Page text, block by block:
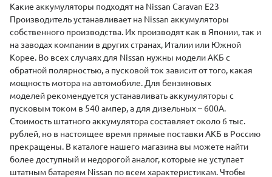
Какие аккумуляторы подходят на Nissan Caravan E23
Производитель устанавливает на Nissan аккумуляторы
собственного производства. Их производят как в Японии, так и
на заводах компании в других странах, Италии или Южной
Корее. Во всех случаях для Nissan нужны модели АКБ с
обратной полярностью, а пусковой ток зависит от того, какая
мощность мотора на автомобиле. Для бензиновых
моделей рекомендуется устанавливать аккумуляторы с
пусковым током в 540 ампер, а для дизельных – 600А.
Стоимость штатного аккумулятора составляет около 6 тыс.
рублей, но в настоящее время прямые поставки АКБ в Россию
прекращены. В каталоге нашего магазина вы можете найти
более доступный и недорогой аналог, которые не уступает
штатным батареям Nissan по всем характеристикам. Чтобы